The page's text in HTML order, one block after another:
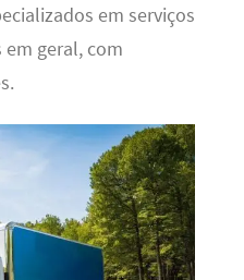
em serviços
em geral, com